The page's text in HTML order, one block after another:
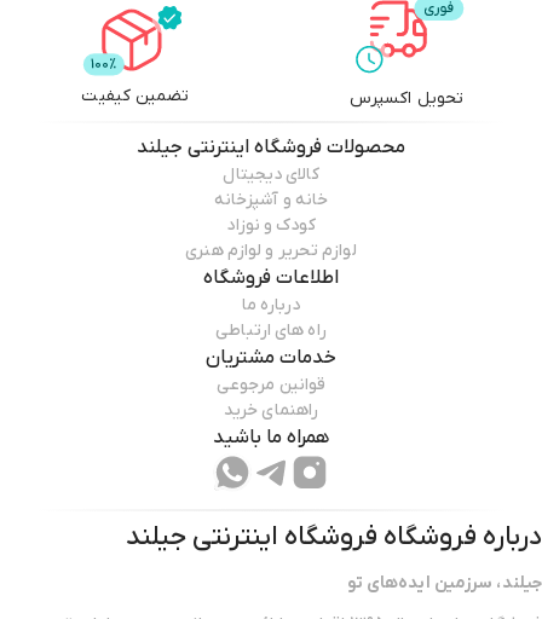
تحویل اکسپرس تضمین کیفیت
محصولات فروشگاه اینترنتی جیلند
کالای دیجیتال
خانه و آشپزخانه
کودک و نوزاد
لوازم تحریر و لوازم هنری
اطلاعات فروشگاه
درباره ما
راه های ارتباطی
خدمات مشتریان
قوانین مرجوعی
راهنمای خرید
همراه ما باشید
درباره فروشگاه فروشگاه اینترنتی جیلند
جیلند، سرزمین ایده‌های تو